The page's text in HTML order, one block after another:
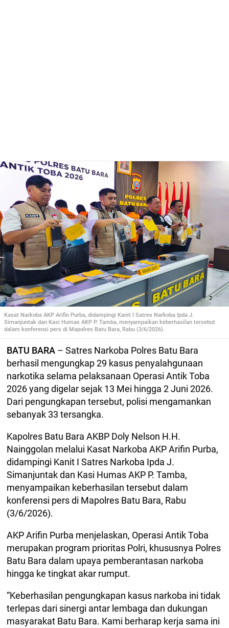
Kasat Narkoba AKP Arifin Purba, didampingi Kanit I Satres Narkoba Ipda J.
Simanjuntak dan Kasi Humas AKP P. Tamba, menyampaikan keberhasilan tersebut
dalam konferensi pers di Mapolres Batu Bara, Rabu (3/6/2026).
BATU BARA – Satres Narkoba Polres Batu Bara
berhasil mengungkap 29 kasus penyalahgunaan
narkotika selama pelaksanaan Operasi Antik Toba
2026 yang digelar sejak 13 Mei hingga 2 Juni 2026.
Dari pengungkapan tersebut, polisi mengamankan
sebanyak 33 tersangka.
Kapolres Batu Bara AKBP Doly Nelson H.H.
Nainggolan melalui Kasat Narkoba AKP Arifin Purba,
didampingi Kanit I Satres Narkoba Ipda J.
Simanjuntak dan Kasi Humas AKP P. Tamba,
menyampaikan keberhasilan tersebut dalam
konferensi pers di Mapolres Batu Bara, Rabu
(3/6/2026).
AKP Arifin Purba menjelaskan, Operasi Antik Toba
merupakan program prioritas Polri, khususnya Polres
Batu Bara dalam upaya pemberantasan narkoba
hingga ke tingkat akar rumput.
“Keberhasilan pengungkapan kasus narkoba ini tidak
terlepas dari sinergi antar lembaga dan dukungan
masyarakat Batu Bara. Kami berharap kerja sama ini